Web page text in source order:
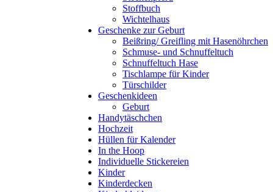
Stoffbuch
Wichtelhaus
Geschenke zur Geburt
Beißring/ Greifling mit Hasenöhrchen
Schmuse- und Schnuffeltuch
Schnuffeltuch Hase
Tischlampe für Kinder
Türschilder
Geschenkideen
Geburt
Handytäschchen
Hochzeit
Hüllen für Kalender
In the Hoop
Individuelle Stickereien
Kinder
Kinderdecken